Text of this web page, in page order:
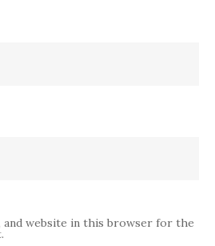
and website in this browser for the